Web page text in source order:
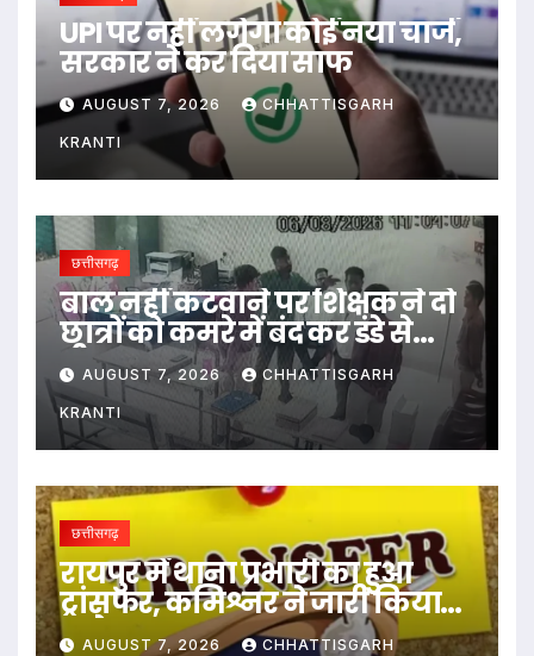
UPI पर नहीं लगेगा कोई नया चार्ज,
सरकार ने कर दिया साफ
AUGUST 7, 2026 CHHATTISGARH
KRANTI
छत्तीसगढ़
बाल नहीं कटवाने पर शिक्षक ने दो
छात्रों को कमरे में बंद कर डंडे से
पीटा…
AUGUST 7, 2026 CHHATTISGARH
KRANTI
छत्तीसगढ़
रायपुर में थाना प्रभारी का हुआ
ट्रांसफर, कमिश्नर ने जारी किया
आदेश
AUGUST 7, 2026 CHHATTISGARH